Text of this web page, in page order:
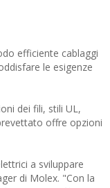
efficiente cablaggi
le esigenze
dei fili, stili UL,
offre opzioni
a sviluppare
di Molex. "Con la